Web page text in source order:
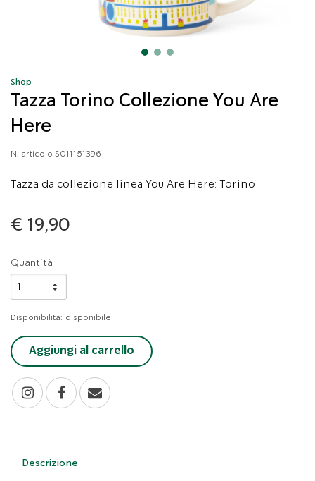
Shop
Tazza Torino Collezione You Are
Here
N. articolo S011151396
Tazza da collezione linea You Are Here: Torino
€ 19,90
Quantità
Disponibilità: disponibile
Aggiungi al carrello
Descrizione